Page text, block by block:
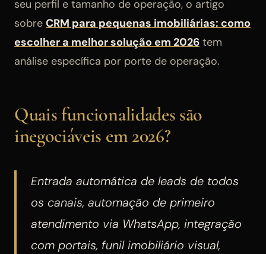
seu perfil e tamanho de operação, o artigo
sobre CRM para pequenas imobiliárias: como
escolher a melhor solução em 2026 tem
análise específica por porte de operação.
Quais funcionalidades são
inegociáveis em 2026?
Entrada automática de leads de todos
os canais, automação de primeiro
atendimento via WhatsApp, integração
com portais, funil imobiliário visual,